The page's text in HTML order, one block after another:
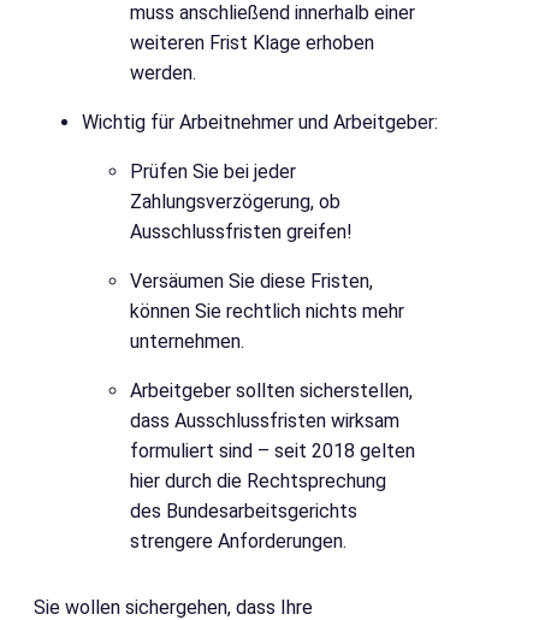
muss anschließend innerhalb einer
weiteren Frist Klage erhoben
werden.
Wichtig für Arbeitnehmer und Arbeitgeber:
Prüfen Sie bei jeder
Zahlungsverzögerung, ob
Ausschlussfristen greifen!
Versäumen Sie diese Fristen,
können Sie rechtlich nichts mehr
unternehmen.
Arbeitgeber sollten sicherstellen,
dass Ausschlussfristen wirksam
formuliert sind – seit 2018 gelten
hier durch die Rechtsprechung
des Bundesarbeitsgerichts
strengere Anforderungen.
Sie wollen sichergehen, dass Ihre